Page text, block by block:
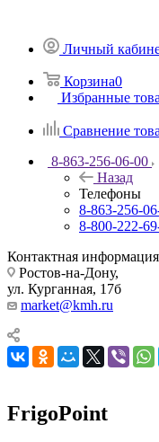
Личный
Корзина0
Избранные
Сравнение
8-863-256-06-00
Назад
Телефоны
8-863-256-
8-800-222-
Контактная информация
Ростов-на-Дону,
ул. Курганная, 17б
market@kmh.ru
FrigoPoint